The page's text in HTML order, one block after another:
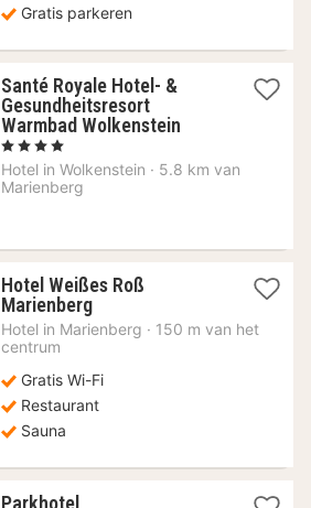
Gratis parkeren
Santé Royale Hotel- &
Gesundheitsresort
Warmbad Wolkenstein2
vanaf
, 4 Sterren
Hotel in Wolkenstein · 5.8 km van
Marienberg
Hotel Weißes Roß
Marienberg1
nacht
vanaf
€
Hotel in Marienberg · 150 m van het
centrum
Gratis Wi-Fi
Restaurant
Sauna
Parkhotel